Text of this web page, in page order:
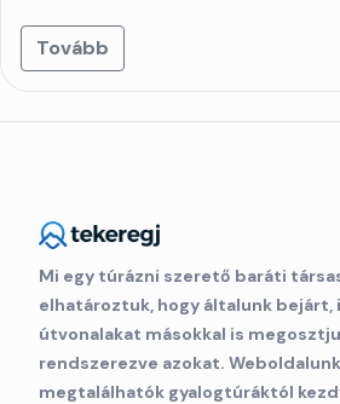
Tovább
Mi egy túrázni szerető baráti
elhatároztuk, hogy általunk bejárt,
útvonalakat másokkal is
rendszerezve azokat.
megtalálhatók gyalogtúráktól